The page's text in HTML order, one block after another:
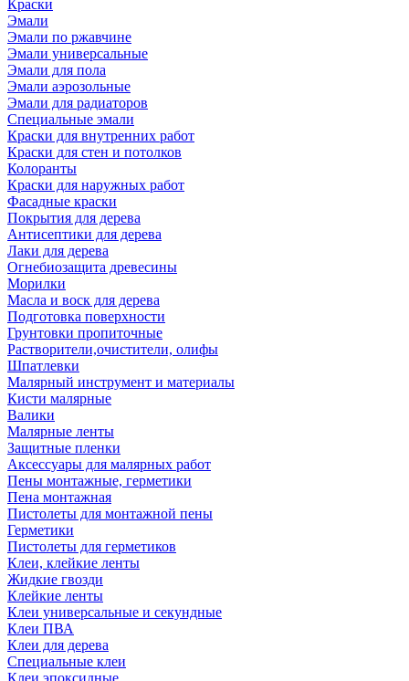
Краски
Эмали
Эмали по ржавчине
Эмали универсальные
Эмали для пола
Эмали аэрозольные
Эмали для радиаторов
Специальные эмали
Краски для внутренних работ
Краски для стен и потолков
Колоранты
Краски для наружных работ
Фасадные краски
Покрытия для дерева
Антисептики для дерева
Лаки для дерева
Огнебиозащита древесины
Морилки
Масла и воск для дерева
Подготовка поверхности
Грунтовки пропиточные
Растворители,очистители, олифы
Шпатлевки
Малярный инструмент и материалы
Кисти малярные
Валики
Малярные ленты
Защитные пленки
Аксессуары для малярных работ
Пены монтажные, герметики
Пена монтажная
Пистолеты для монтажной пены
Герметики
Пистолеты для герметиков
Клеи, клейкие ленты
Жидкие гвозди
Клейкие ленты
Клеи универсальные и секундные
Клеи ПВА
Клеи для дерева
Специальные клеи
Клеи эпоксидные